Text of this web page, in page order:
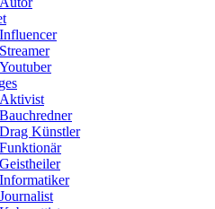
Influencer
Streamer
Youtuber
Aktivist
Bauchredner
Drag Künstler
Funktionär
Geistheiler
Informatiker
Journalist